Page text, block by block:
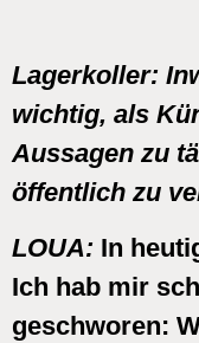
Lagerkoller:
wichtig, als
Aussagen zu
öffentlich zu
LOUA: In
Ich hab mir
geschworen: